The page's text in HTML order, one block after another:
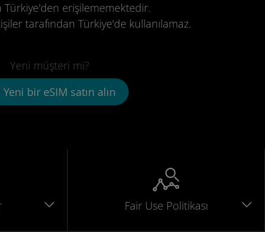
Türkiye'den erişilememektedir.
tarafından Türkiye'de kullanılamaz.
Yeni müşteri mi?
Yeni bir eSIM satın alın
Fair Use Politikası